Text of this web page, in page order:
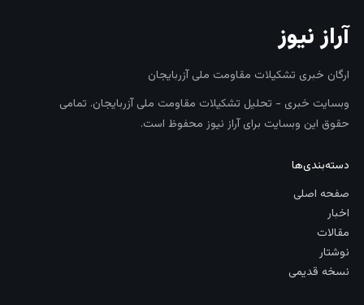
آراز نیوز
ارگان خبری تشکیلات مقاومت ملی آزربایجان
وبسایت خبری - تحلیل تشکیلات مقاومت ملی آزربایجان. تمامی
حقوق این وبسایت برای آراز نیوز محفوظ است.
دسته‌بندی‌ها
صفحه اصلی
اخبار
مقالات
نوشتار
نسخه قدیمی